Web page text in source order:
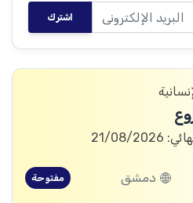
اشترك
08/2026
دمشق مفتوحة